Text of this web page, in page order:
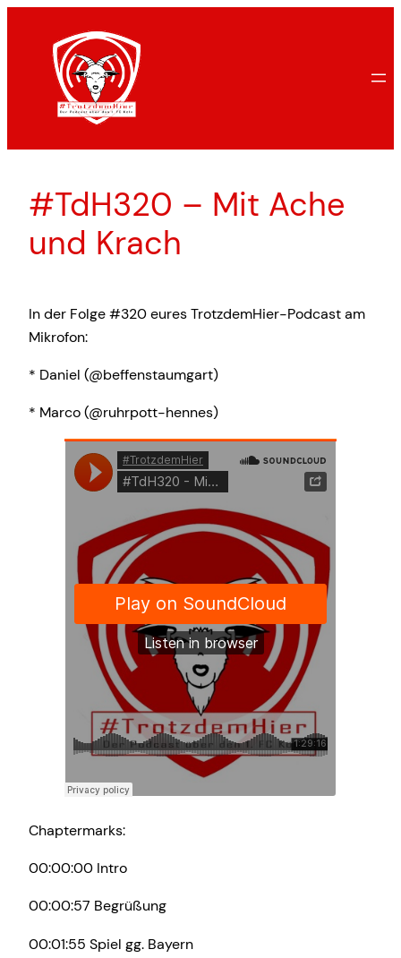
springen
#TdH320 – Mit Ache
und Krach
In der Folge #320 eures TrotzdemHier-Podcast am
Mikrofon:
* Daniel (@beffenstaumgart)
* Marco (@ruhrpott-hennes)
Chaptermarks:
00:00:00 Intro
00:00:57 Begrüßung
00:01:55 Spiel gg. Bayern